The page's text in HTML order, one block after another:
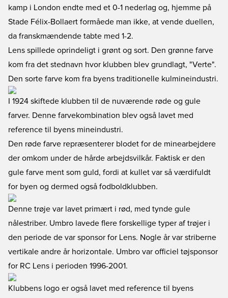
kamp i London endte med et 0-1 nederlag og, hjemme på
Stade Félix-Bollaert formåede man ikke, at vende duellen,
da franskmændende tabte med 1-2.
Lens spillede oprindeligt i grønt og sort. Den grønne farve
kom fra det stednavn hvor klubben blev grundlagt, "Verte".
Den sorte farve kom fra byens traditionelle kulmineindustri.
I 1924 skiftede klubben til de nuværende røde og gule
farver. Denne farvekombination blev også lavet med
reference til byens mineindustri.
Den røde farve repræsenterer blodet for de minearbejdere
der omkom under de hårde arbejdsvilkår. Faktisk er den
gule farve ment som guld, fordi at kullet var så værdifuldt
for byen og dermed også fodboldklubben.
Denne trøje var lavet primært i rød, med tynde gule
nålestriber. Umbro lavede flere forskellige typer af trøjer i
den periode de var sponsor for Lens. Nogle år var striberne
vertikale andre år horizontale. Umbro var officiel tøjsponsor
for RC Lens i perioden 1996-2001.
Klubbens logo er også lavet med reference til byens